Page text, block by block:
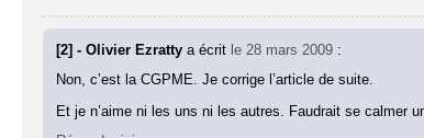
[2] - Olivier Ezrattya écrit le 28 mars 2009 :
Non, c’est la CGPME. Je corrige l’article de suite.
Et je n’aime ni les uns ni les autres. Faudrait se calmer